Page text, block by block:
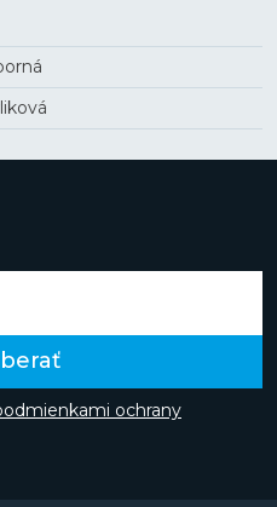
ochrany